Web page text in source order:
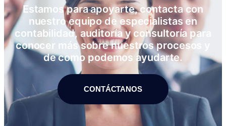
Estamos para apoyarte, contacta con
nuestro equipo de especialistas en
contabilidad, auditoría y consultoría para
conocer más sobre nuestros procesos y
de como podemos ayudarte.
CONTÁCTANOS